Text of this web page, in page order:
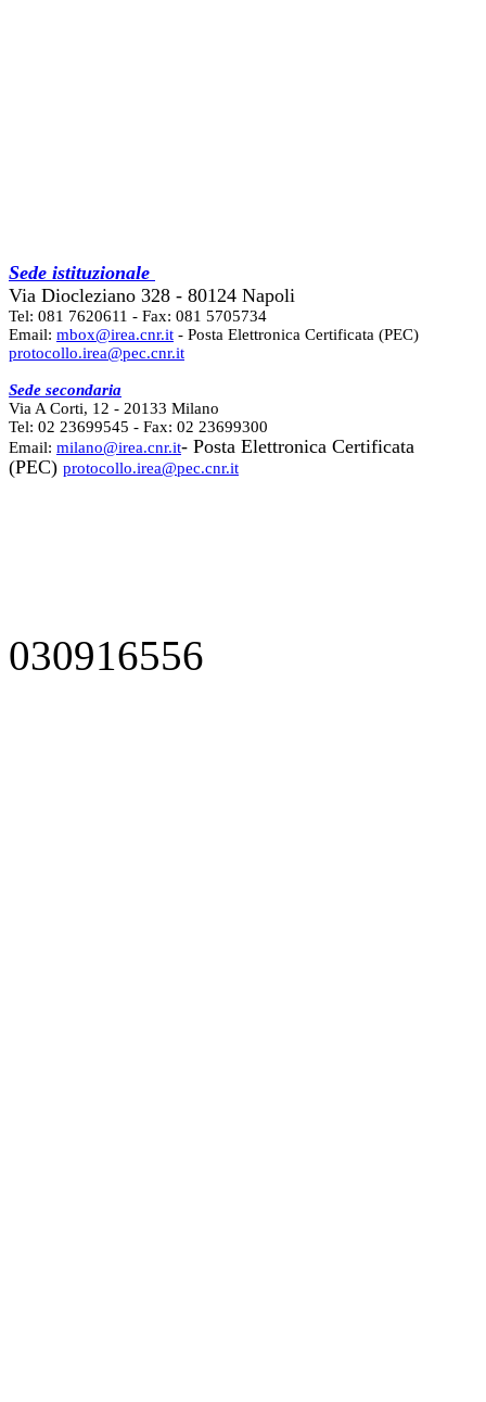
Sede istituzionale
Via Diocleziano 328 - 80124 Napoli
Tel: 081 7620611 - Fax: 081 5705734
Email: mbox@irea.cnr.it - Posta Elettronica Certificata (PEC)
protocollo.irea@pec.cnr.it
Sede secondaria
Via A Corti, 12 - 20133 Milano
Tel: 02 23699545 - Fax: 02 23699300
Email: milano@irea.cnr.it- Posta Elettronica Certificata
(PEC) protocollo.irea@pec.cnr.it
030916556